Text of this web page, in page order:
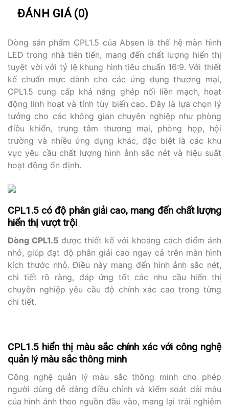
ĐÁNH GIÁ (0)
Dòng sản phẩm CPL1.5 của Absen là thế hệ màn hình
LED trong nhà tiên tiến, mang đến chất lượng hiển thị
tuyệt vời với tỷ lệ khung hình tiêu chuẩn 16:9. Với thiết
kế chuẩn mực dành cho các ứng dụng thương mại,
CPL1.5 cung cấp khả năng ghép nối liền mạch, hoạt
động linh hoạt và tính tùy biến cao. Đây là lựa chọn lý
tưởng cho các không gian chuyên nghiệp như phòng
điều khiển, trung tâm thương mại, phòng họp, hội
trường và nhiều ứng dụng khác, đặc biệt là các khu
vực yêu cầu chất lượng hình ảnh sắc nét và hiệu suất
hoạt động ổn định.
CPL1.5 có độ phân giải cao, mang đến chất lượng
hiển thị vượt trội
Dòng CPL1.5 được thiết kế với khoảng cách điểm ảnh
nhỏ, giúp đạt độ phân giải cao ngay cả trên màn hình
kích thước nhỏ. Điều này mang đến hình ảnh sắc nét,
chi tiết rõ ràng, đáp ứng tốt các nhu cầu hiển thị
chuyên nghiệp yêu cầu độ chính xác cao trong từng
chi tiết.
CPL1.5 hiển thị màu sắc chính xác với công nghệ
quản lý màu sắc thông minh
Công nghệ quản lý màu sắc thông minh cho phép
người dùng dễ dàng điều chỉnh và kiểm soát dải màu
của hình ảnh theo nguồn đầu vào, mang lại trải nghiệm